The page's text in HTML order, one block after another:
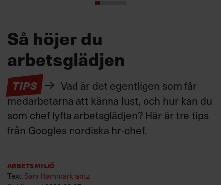
Så höjer du
arbetsglädjen
TIPS
Vad är det egentligen som får
medarbetarna att känna lust, och hur kan du
som chef lyfta arbetsglädjen? Här är tre tips
från Googles nordiska hr-chef.
Arbetsmiljö
Text:Sara Hammarkrantz